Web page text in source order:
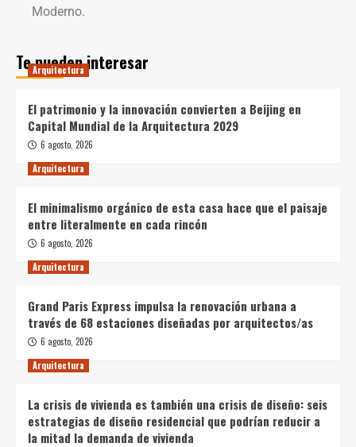
Moderno.
Te pueden interesar
Arquitectura
El patrimonio y la innovación convierten a Beijing en
Capital Mundial de la Arquitectura 2029
6 agosto, 2026
Arquitectura
El minimalismo orgánico de esta casa hace que el paisaje
entre literalmente en cada rincón
6 agosto, 2026
Arquitectura
Grand Paris Express impulsa la renovación urbana a
través de 68 estaciones diseñadas por arquitectos/as
6 agosto, 2026
Arquitectura
La crisis de vivienda es también una crisis de diseño: seis
estrategias de diseño residencial que podrían reducir a
la mitad la demanda de vivienda